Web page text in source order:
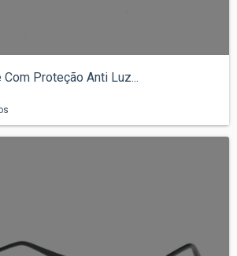
Proteção Anti Luz...